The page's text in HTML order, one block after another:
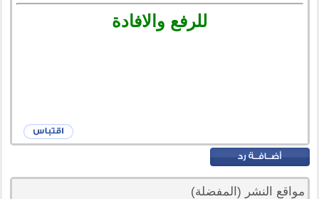
للرفع والافادة
مواقع النشر (المفضلة)